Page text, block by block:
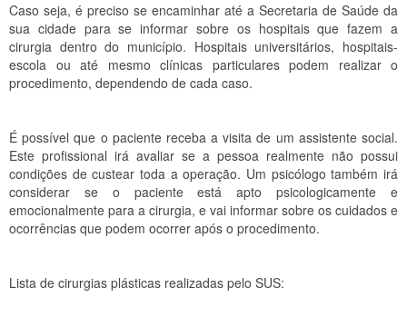
Caso seja, é preciso se encaminhar até a Secretaria de Saúde da
sua cidade para se informar sobre os hospitais que fazem a
cirurgia dentro do município. Hospitais universitários, hospitais-
escola ou até mesmo clínicas particulares podem realizar o
procedimento, dependendo de cada caso.
É possível que o paciente receba a visita de um assistente social.
Este profissional irá avaliar se a pessoa realmente não possui
condições de custear toda a operação. Um psicólogo também irá
considerar se o paciente está apto psicologicamente e
emocionalmente para a cirurgia, e vai informar sobre os cuidados e
ocorrências que podem ocorrer após o procedimento.
Lista de cirurgias plásticas realizadas pelo SUS: